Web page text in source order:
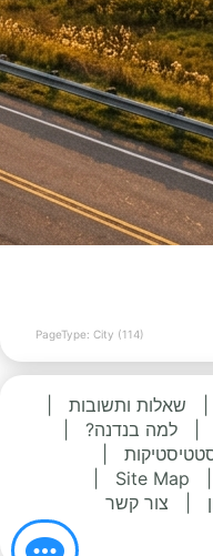
PageType: City (114)
שאלות ותשובות
למה בנדנה?
Site Map
צור קשר